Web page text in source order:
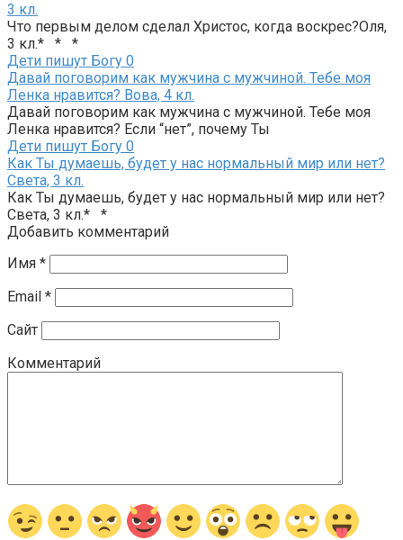
3 кл.
Что первым делом сделал Христос, когда воскрес?Оля,
3 кл.* * *
Дети пишут Богу 0
Давай поговорим как мужчина с мужчиной. Тебе моя
Ленка нравится? Вова, 4 кл.
Давай поговорим как мужчина с мужчиной. Тебе моя
Ленка нравится? Если “нет”, почему Ты
Дети пишут Богу 0
Как Ты думаешь, будет у нас нормальный мир или нет?
Света, 3 кл.
Как Ты думаешь, будет у нас нормальный мир или нет?
Света, 3 кл.* *
Добавить комментарий
Имя *
Email *
Сайт
Комментарий